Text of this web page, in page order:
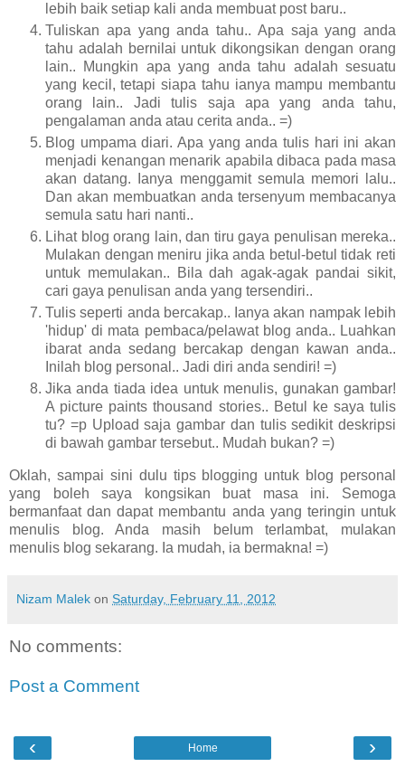
lebih baik setiap kali anda membuat post baru..
Tuliskan apa yang anda tahu.. Apa saja yang anda
tahu adalah bernilai untuk dikongsikan dengan orang
lain.. Mungkin apa yang anda tahu adalah sesuatu
yang kecil, tetapi siapa tahu ianya mampu membantu
orang lain.. Jadi tulis saja apa yang anda tahu,
pengalaman anda atau cerita anda.. =)
Blog umpama diari. Apa yang anda tulis hari ini akan
menjadi kenangan menarik apabila dibaca pada masa
akan datang. Ianya menggamit semula memori lalu..
Dan akan membuatkan anda tersenyum membacanya
semula satu hari nanti..
Lihat blog orang lain, dan tiru gaya penulisan mereka..
Mulakan dengan meniru jika anda betul-betul tidak reti
untuk memulakan.. Bila dah agak-agak pandai sikit,
cari gaya penulisan anda yang tersendiri..
Tulis seperti anda bercakap.. Ianya akan nampak lebih
'hidup' di mata pembaca/pelawat blog anda.. Luahkan
ibarat anda sedang bercakap dengan kawan anda..
Inilah blog personal.. Jadi diri anda sendiri! =)
Jika anda tiada idea untuk menulis, gunakan gambar!
A picture paints thousand stories.. Betul ke saya tulis
tu? =p Upload saja gambar dan tulis sedikit deskripsi
di bawah gambar tersebut.. Mudah bukan? =)
Oklah, sampai sini dulu tips blogging untuk blog personal
yang boleh saya kongsikan buat masa ini. Semoga
bermanfaat dan dapat membantu anda yang teringin untuk
menulis blog. Anda masih belum terlambat, mulakan
menulis blog sekarang. Ia mudah, ia bermakna! =)
Nizam Malek on Saturday, February 11, 2012
No comments:
Post a Comment
‹ ›
Home